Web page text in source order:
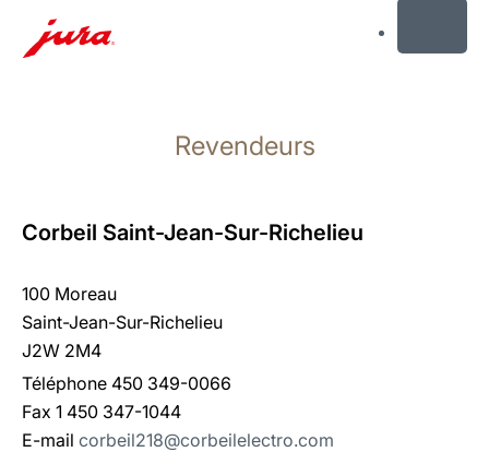
recherche
Revendeurs
Corbeil Saint-Jean-Sur-Richelieu
100 Moreau
Saint-Jean-Sur-Richelieu
J2W 2M4
Téléphone 450 349-0066
Fax 1 450 347-1044
E-mail corbeil218@corbeilelectro.com